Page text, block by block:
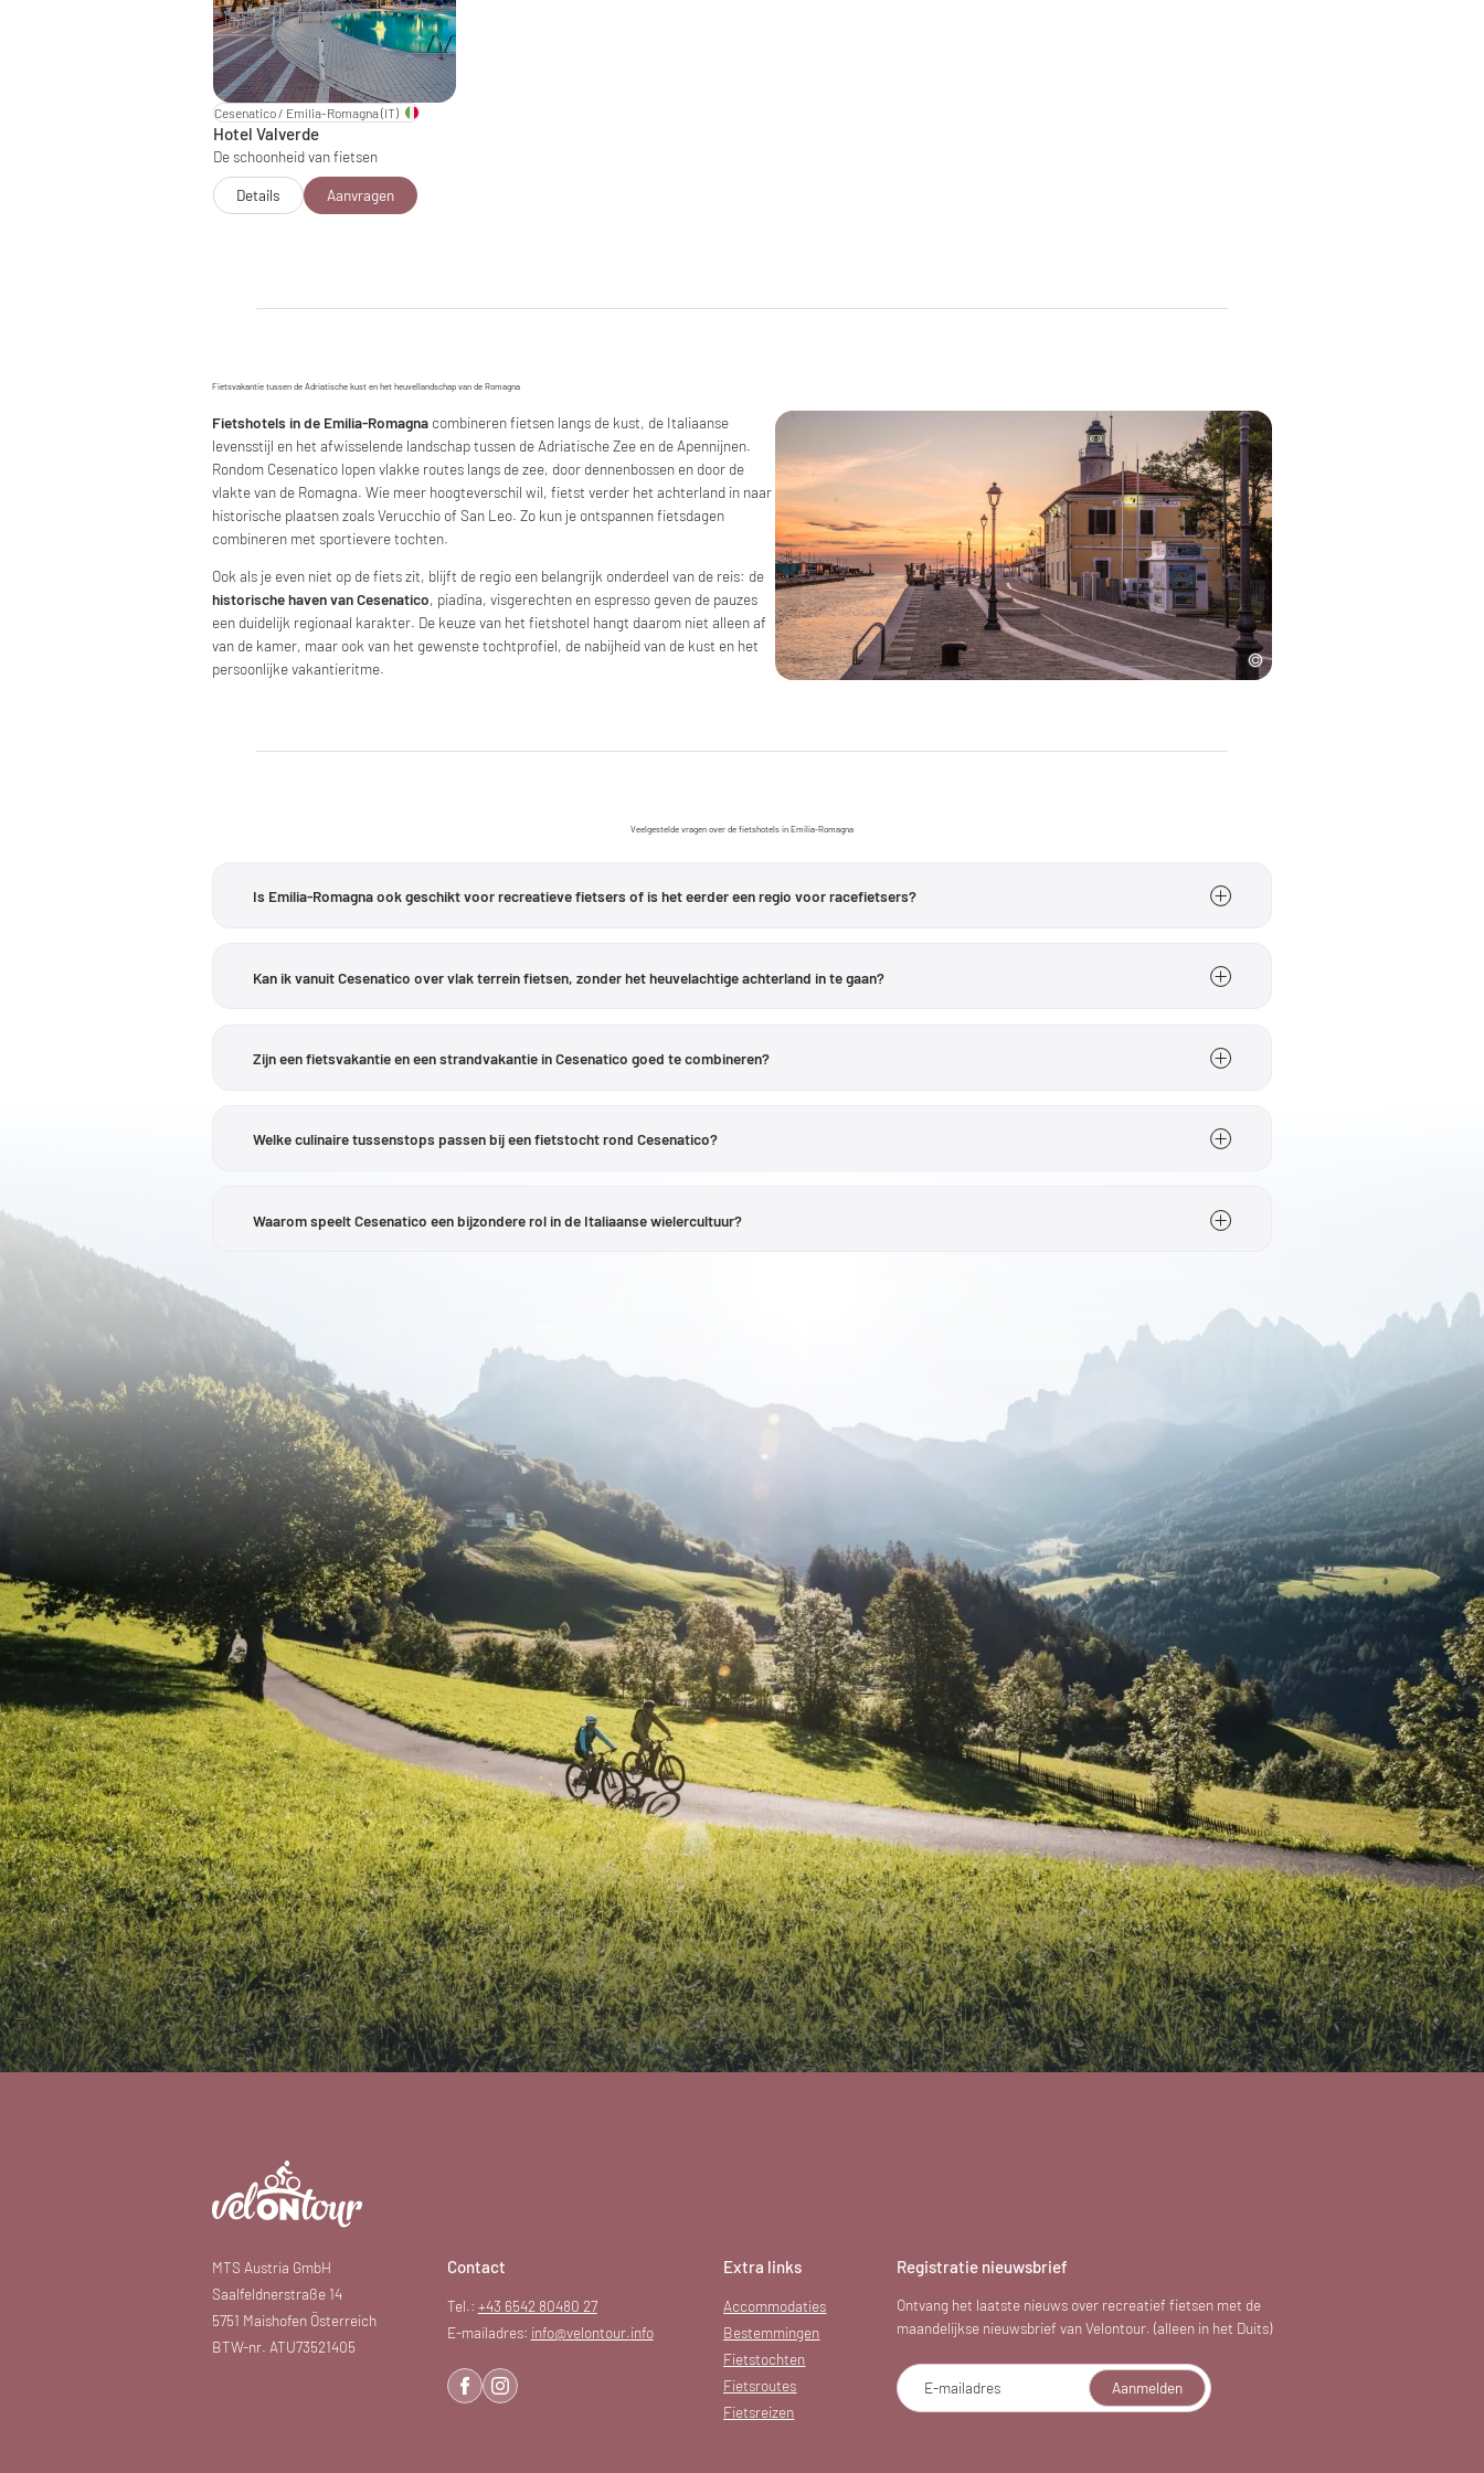
Cesenatico / Emilia-Romagna(IT)
Hotel Valverde
De schoonheid van fietsen
Details Aanvragen
Fietsvakantie tussen de Adriatische kust en het heuvellandschap van de Romagna
Fietshotels in de Emilia-Romagna combineren fietsen langs de kust, de Italiaanse
levensstijl en het afwisselende landschap tussen de Adriatische Zee en de Apennijnen.
Rondom Cesenatico lopen vlakke routes langs de zee, door dennenbossen en door de
vlakte van de Romagna. Wie meer hoogteverschil wil, fietst verder het achterland in naar
historische plaatsen zoals Verucchio of San Leo. Zo kun je ontspannen fietsdagen
combineren met sportievere tochten.
Ook als je even niet op de fiets zit, blijft de regio een belangrijk onderdeel van de reis: de
historische haven van Cesenatico, piadina, visgerechten en espresso geven de pauzes
een duidelijk regionaal karakter. De keuze van het fietshotel hangt daarom niet alleen af
van de kamer, maar ook van het gewenste tochtprofiel, de nabijheid van de kust en het
persoonlijke vakantieritme.
Veelgestelde vragen over de fietshotels in Emilia-Romagna
Is Emilia-Romagna ook geschikt voor recreatieve fietsers of is het eerder een regio voor racefietsers?
moeilijkheidsgraad van dag tot dag variëren, zonder van hotel te hoeven wisselen.
Kan ik vanuit Cesenatico over vlak terrein fietsen, zonder het heuvelachtige achterland in te gaan?
hoogteverschillen wil vermijden, doet er daarom goed aan zijn route bewust dicht bij de kust te plannen.
Zijn een fietsvakantie en een strandvakantie in Cesenatico goed te combineren?
gemakkelijk combineren met strand, zwembad en het Italiaanse levensgenot.
Welke culinaire tussenstops passen bij een fietstocht rond Cesenatico?
avonds, maar als pauze tussen de kust, de dorpjes en het heuvellandschap.
Waarom speelt Cesenatico een bijzondere rol in de Italiaanse wielercultuur?
MTS Austria GmbH
Saalfeldnerstraße 14
5751 Maishofen Österreich
BTW-nr. ATU73521405
Contact
Tel.: +43 6542 80480 27
E-mailadres: info@velontour.info
Extra links
Accommodaties
Bestemmingen
Fietstochten
Fietsroutes
Fietsreizen
Registratie nieuwsbrief
Ontvang het laatste nieuws over recreatief fietsen met de
maandelijkse nieuwsbrief van Velontour. (alleen in het Duits)
E-mailadres Aanmelden